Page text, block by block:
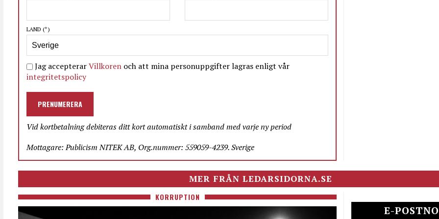
LAND (*)
Jag accepterarVillkoren och att mina personuppgifter lagras enligt vår
integritetspolicy
PRENUMERERA
Vid kortbetalning debiteras ditt kort automatiskt i samband med varje ny period
Mottagare: Publicism NITEK AB, Org.nummer: 559059-4239. Sverige
MER FRÅN LEDARSIDORNA.SE
KORRUPTION
E-